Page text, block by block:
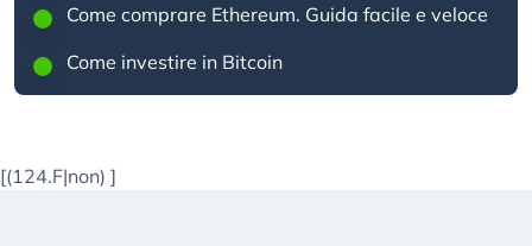
Come comprare Ethereum. Guida facile e veloce
Come investire in Bitcoin
[(124.F|non) ]